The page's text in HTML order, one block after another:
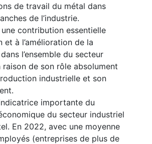
de travail du métal dans
de l’industrie.
contribution essentielle
et à l’amélioration de la
l’ensemble du secteur
raison de son rôle absolument
industrielle et son
importante du
du secteur industriel
En 2022, avec une moyenne
(entreprises de plus de